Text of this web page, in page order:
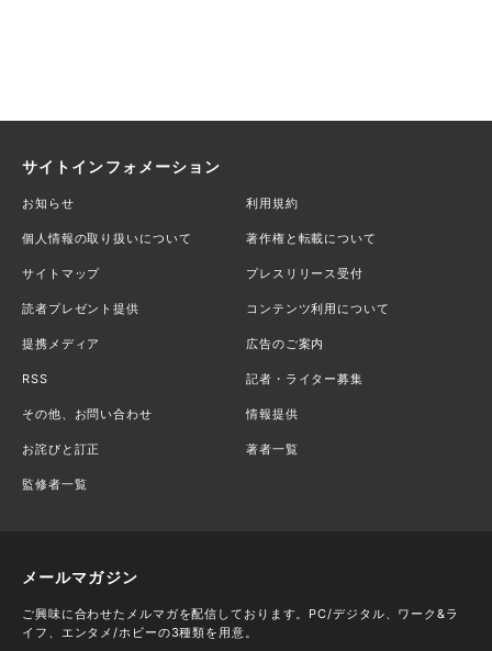
サイトインフォメーション
お知らせ 利用規約
個人情報の取り扱いについて 著作権と転載について
サイトマップ プレスリリース受付
読者プレゼント提供 コンテンツ利用について
提携メディア 広告のご案内
RSS 記者・ライター募集
その他、お問い合わせ 情報提供
お詫びと訂正 著者一覧
監修者一覧
メールマガジン
ご興味に合わせたメルマガを配信しております。PC/デジタル、ワーク&ラ
イフ、エンタメ/ホビーの3種類を用意。